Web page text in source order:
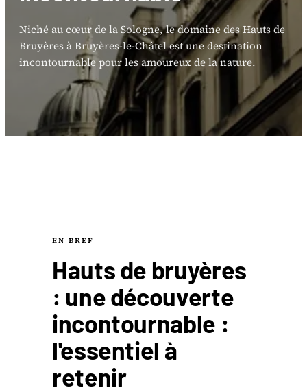
Niché au cœur de la Sologne, le domaine des Hauts de
Bruyères à Bruyères-le-Châtel est une destination
incontournable pour les amoureux de la nature.
EN BREF
Hauts de bruyères
: une découverte
incontournable :
l'essentiel à
retenir